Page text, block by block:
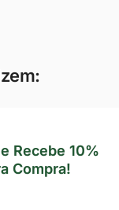
Recebe 10%
Compra!